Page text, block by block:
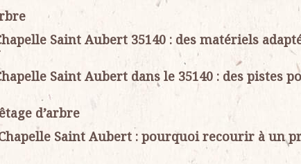
Saint Aubert 35140 : des matériels
Saint Aubert dans le 35140 : des pistes
d’arbre
Saint Aubert : pourquoi recourir à un